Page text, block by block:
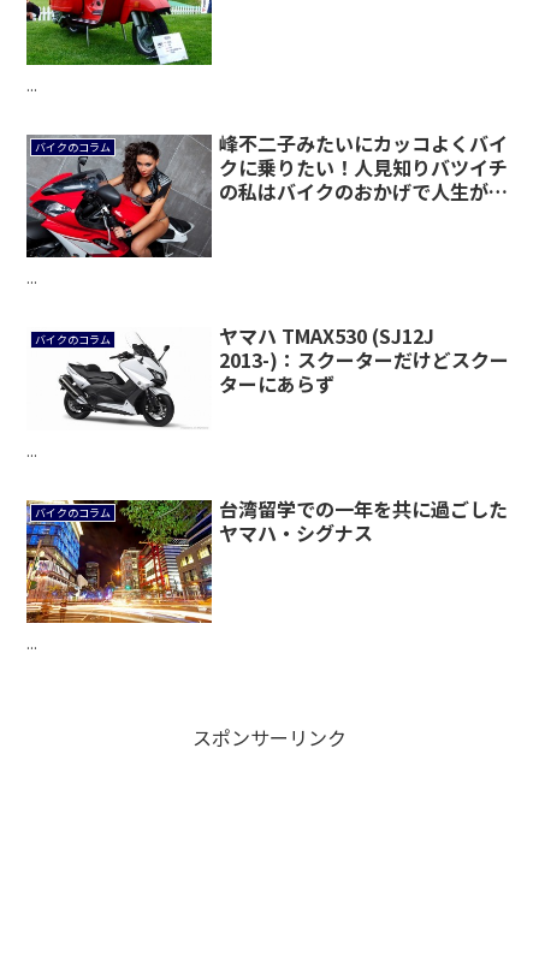
...
バイクのコラム
峰不二子みたいにカッコよくバイ
クに乗りたい！人見知りバツイチ
の私はバイクのおかげで人生が変
...
バイクのコラム
ヤマハ TMAX530 (SJ12J
2013-)：スクーターだけどスクー
ターにあらず
...
バイクのコラム
台湾留学での一年を共に過ごした
ヤマハ・シグナス
...
スポンサーリンク